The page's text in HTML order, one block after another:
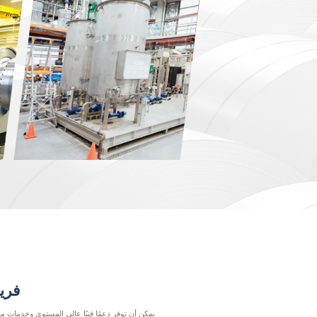
يمكن أن توفر دعمًا فنيًا عالي المستوى وخدمات ما